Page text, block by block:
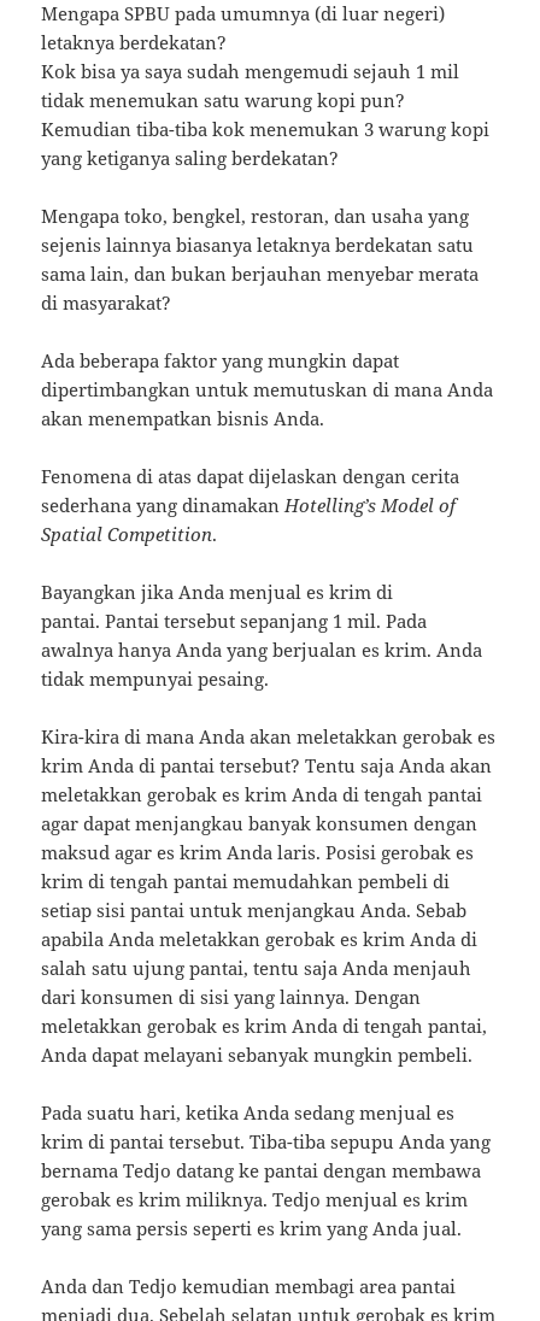
Mengapa SPBU pada umumnya (di luar negeri)
letaknya berdekatan?
Kok bisa ya saya sudah mengemudi sejauh 1 mil
tidak menemukan satu warung kopi pun?
Kemudian tiba-tiba kok menemukan 3 warung kopi
yang ketiganya saling berdekatan?
Mengapa toko, bengkel, restoran, dan usaha yang
sejenis lainnya biasanya letaknya berdekatan satu
sama lain, dan bukan berjauhan menyebar merata
di masyarakat?
Ada beberapa faktor yang mungkin dapat
dipertimbangkan untuk memutuskan di mana Anda
akan menempatkan bisnis Anda.
Fenomena di atas dapat dijelaskan dengan cerita
sederhana yang dinamakanHotelling’s Model of
Spatial Competition.
Bayangkan jika Anda menjual es krim di
pantai. Pantai tersebut sepanjang 1 mil. Pada
awalnya hanya Anda yang berjualan es krim. Anda
tidak mempunyai pesaing.
Kira-kira di mana Anda akan meletakkan gerobak es
krim Anda di pantai tersebut? Tentu saja Anda akan
meletakkan gerobak es krim Anda di tengah pantai
agar dapat menjangkau banyak konsumen dengan
maksud agar es krim Anda laris. Posisi gerobak es
krim di tengah pantai memudahkan pembeli di
setiap sisi pantai untuk menjangkau Anda. Sebab
apabila Anda meletakkan gerobak es krim Anda di
salah satu ujung pantai, tentu saja Anda menjauh
dari konsumen di sisi yang lainnya. Dengan
meletakkan gerobak es krim Anda di tengah pantai,
Anda dapat melayani sebanyak mungkin pembeli.
Pada suatu hari, ketika Anda sedang menjual es
krim di pantai tersebut. Tiba-tiba sepupu Anda yang
bernama Tedjo datang ke pantai dengan membawa
gerobak es krim miliknya. Tedjo menjual es krim
yang sama persis seperti es krim yang Anda jual.
Anda dan Tedjo kemudian membagi area pantai
menjadi dua. Sebelah selatan untuk gerobak es krim